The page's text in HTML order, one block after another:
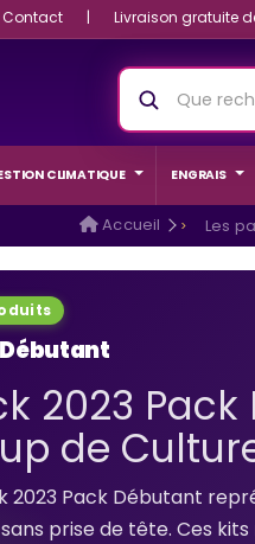
Contact | Livraison gratuite
CLIMATIQUE ENGRAIS
Accueil Les
2023
de
2023 Pack Débutant
prise de tête. Ces